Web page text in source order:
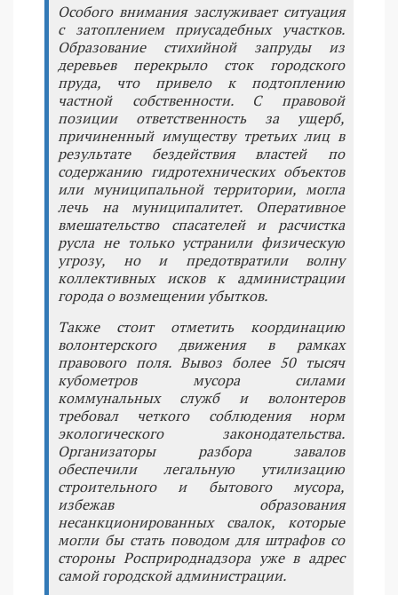
Особого внимания заслуживает ситуация
с затоплением приусадебных участков.
Образование стихийной запруды из
деревьев перекрыло сток городского
пруда, что привело к подтоплению
частной собственности. С правовой
позиции ответственность за ущерб,
причиненный имуществу третьих лиц в
результате бездействия властей по
содержанию гидротехнических объектов
или муниципальной территории, могла
лечь на муниципалитет. Оперативное
вмешательство спасателей и расчистка
русла не только устранили физическую
угрозу, но и предотвратили волну
коллективных исков к администрации
города о возмещении убытков.
Также стоит отметить координацию
волонтерского движения в рамках
правового поля. Вывоз более 50 тысяч
кубометров мусора силами
коммунальных служб и волонтеров
требовал четкого соблюдения норм
экологического законодательства.
Организаторы разбора завалов
обеспечили легальную утилизацию
строительного и бытового мусора,
избежав образования
несанкционированных свалок, которые
могли бы стать поводом для штрафов со
стороны Росприроднадзора уже в адрес
самой городской администрации.